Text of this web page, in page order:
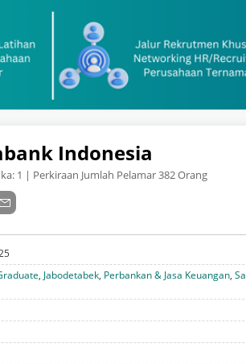
Indonesia
1 | Perkiraan Jumlah Pelamar 382 Orang
, Jabodetabek, Perbankan & Jasa Keuangan,